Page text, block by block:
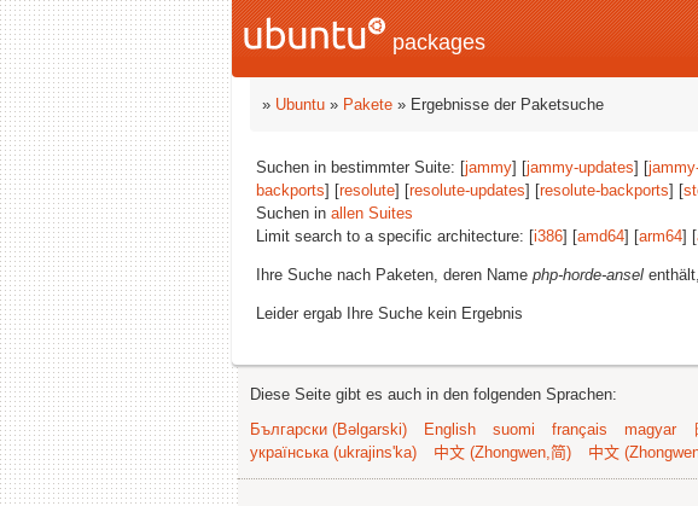
packages
» Ubuntu » Pakete » Ergebnisse der Paketsuche
Suchen in bestimmter Suite: [jammy] [jammy-updates] [
backports] [resolute] [resolute-updates] [resolute-backports] [
Suchen in allen Suites
Limit search to a specific architecture: [i386] [amd64] [arm64] [
Ihre Suche nach Paketen, deren Name php-horde-ansel
Leider ergab Ihre Suche kein Ergebnis
Diese Seite gibt es auch in den folgenden Sprachen:
Български (Bəlgarski)
English suomi français magyar
українська (ukrajins'ka)
中文 (Zhongwen,简) 中文